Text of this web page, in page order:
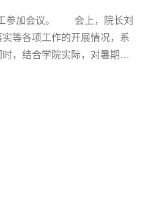
参加会议。 会上，院长刘
等各项工作的开展情况，系
，结合学院实际，对暑期重